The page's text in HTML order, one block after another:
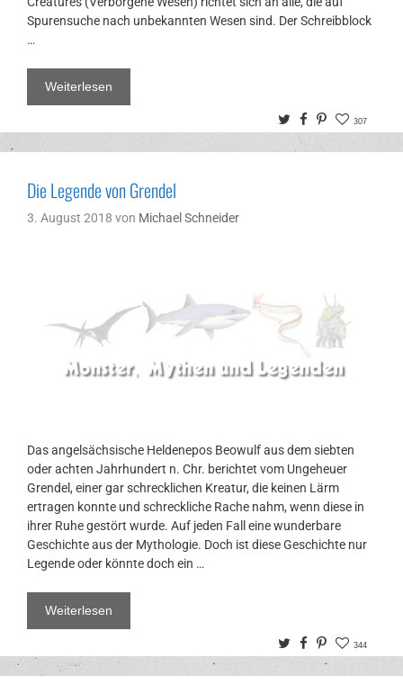
Spurensuche nach unbekannten Wesen sind. Der Schreibblock
…
Weiterlesen
TwitterFacebook
Pinterest
307
Die Legende von Grendel
3. August 2018 von Michael Schneider
Das angelsächsische Heldenepos Beowulf aus dem siebten
oder achten Jahrhundert n. Chr. berichtet vom Ungeheuer
Grendel, einer gar schrecklichen Kreatur, die keinen Lärm
ertragen konnte und schreckliche Rache nahm, wenn diese in
ihrer Ruhe gestört wurde. Auf jeden Fall eine wunderbare
Geschichte aus der Mythologie. Doch ist diese Geschichte nur
Legende oder könnte doch ein …
Weiterlesen
TwitterFacebook
Pinterest
344